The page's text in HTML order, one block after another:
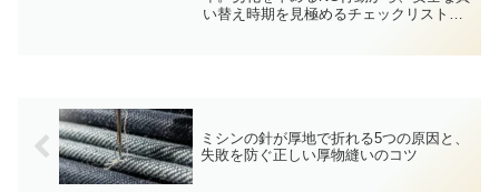
い替え時期を見極めるチェックリストま
ミシンの針が厚地で折れる5つの原因と、
失敗を防ぐ正しい厚物縫いのコツ